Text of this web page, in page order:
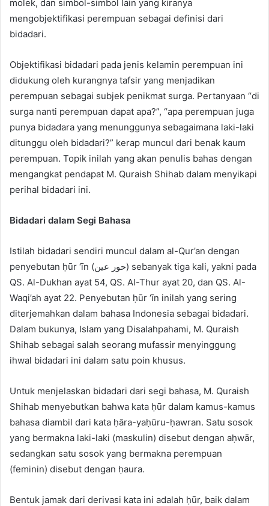
molek, dan simbol-simbol lain yang kiranya
mengobjektifikasi perempuan sebagai definisi dari
bidadari.
Objektifikasi bidadari pada jenis kelamin perempuan ini
didukung oleh kurangnya tafsir yang menjadikan
perempuan sebagai subjek penikmat surga. Pertanyaan “di
surga nanti perempuan dapat apa?”, “apa perempuan juga
punya bidadara yang menunggunya sebagaimana laki-laki
ditunggu oleh bidadari?” kerap muncul dari benak kaum
perempuan. Topik inilah yang akan penulis bahas dengan
mengangkat pendapat M. Quraish Shihab dalam menyikapi
perihal bidadari ini.
Bidadari dalam Segi Bahasa
Istilah bidadari sendiri muncul dalam al-Qur’an dengan
penyebutan ḥūr ‘īn (حور عين) sebanyak tiga kali, yakni pada
QS. Al-Dukhan ayat 54, QS. Al-Thur ayat 20, dan QS. Al-
Waqi’ah ayat 22. Penyebutan ḥūr ‘īn inilah yang sering
diterjemahkan dalam bahasa Indonesia sebagai bidadari.
Dalam bukunya, Islam yang Disalahpahami, M. Quraish
Shihab sebagai salah seorang mufassir menyinggung
ihwal bidadari ini dalam satu poin khusus.
Untuk menjelaskan bidadari dari segi bahasa, M. Quraish
Shihab menyebutkan bahwa kata ḥūr dalam kamus-kamus
bahasa diambil dari kata ḥāra-yaḥūru-ḥawran. Satu sosok
yang bermakna laki-laki (maskulin) disebut dengan aḥwār,
sedangkan satu sosok yang bermakna perempuan
(feminin) disebut dengan ḥaura.
Bentuk jamak dari derivasi kata ini adalah ḥūr, baik dalam